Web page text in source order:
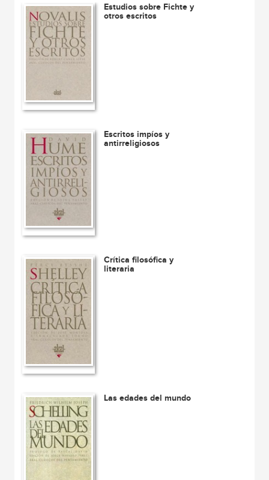
Estudios sobre Fichte y
otros escritos
Escritos impíos y
antirreligiosos
Crítica filosófica y
literaria
Las edades del mundo